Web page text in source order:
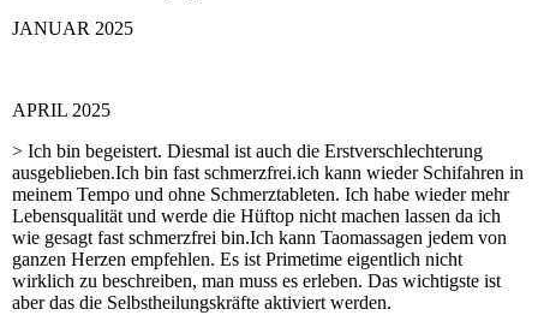
JANUAR 2025
APRIL 2025
> Ich bin begeistert. Diesmal ist auch die Erstverschlechterung
ausgeblieben.Ich bin fast schmerzfrei.ich kann wieder Schifahren in
meinem Tempo und ohne Schmerztableten. Ich habe wieder mehr
Lebensqualität und werde die Hüftop nicht machen lassen da ich
wie gesagt fast schmerzfrei bin.Ich kann Taomassagen jedem von
ganzen Herzen empfehlen. Es ist Primetime eigentlich nicht
wirklich zu beschreiben, man muss es erleben. Das wichtigste ist
aber das die Selbstheilungskräfte aktiviert werden.